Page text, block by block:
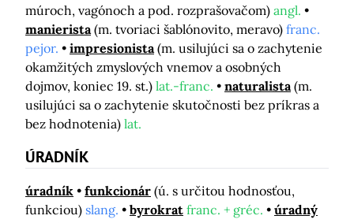
múroch, vagónoch a pod. rozprašovačom) angl.
manierista (m. tvoriaci šablónovito, meravo) franc.
pejor.
impresionista (m. usilujúci sa o zachytenie
okamžitých zmyslových vnemov a osobných
dojmov, koniec 19. st.) lat.-franc. naturalista (m.
usilujúci sa o zachytenie skutočnosti bez príkras a
bez hodnotenia) lat.
ÚRADNÍK
úradník funkcionár (ú. s určitou hodnosťou,
funkciou) slang. byrokrat franc. + gréc.
úradný